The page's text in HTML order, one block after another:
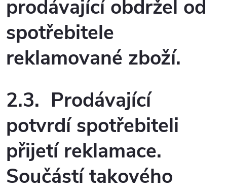
prodávající obdržel od
spotřebitele
reklamované zboží.
2.3. Prodávající
potvrdí spotřebiteli
přijetí reklamace.
Součástí takového